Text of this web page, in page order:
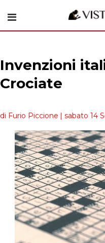
Invenzioni
Crociate
di Furio Piccione | sabato 14